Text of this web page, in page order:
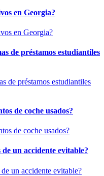
en Georgia?
de préstamos estudiantiles
de coche usados?
un accidente evitable?